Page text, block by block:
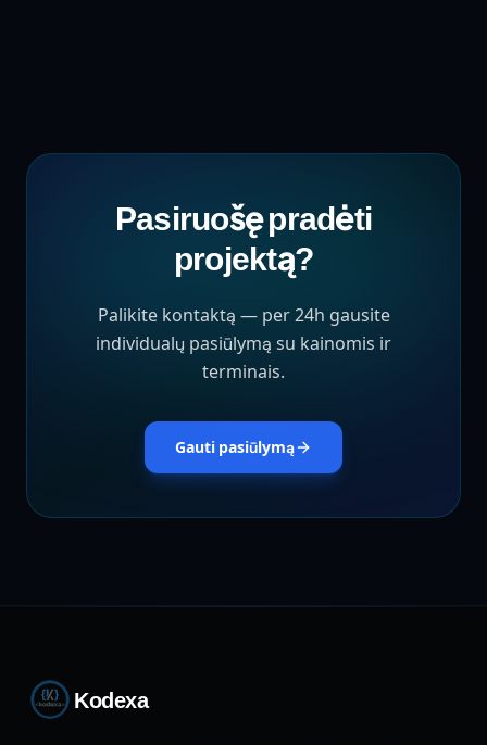
Pasiruošę pradėti
projektą?
Palikite kontaktą — per 24h gausite
individualų pasiūlymą su kainomis ir
terminais.
Gauti pasiūlymą
Kodexa